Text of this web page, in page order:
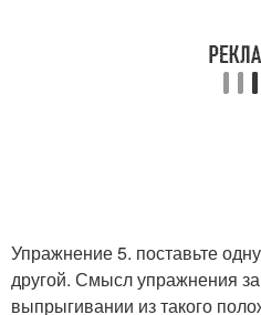
Упражнение 5. поставьте
другой. Смысл упражнения
выпрыгивании из такого